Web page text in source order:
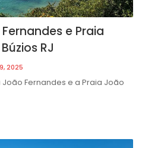
e Praia
RJ
2025
Fernandes e a Praia João